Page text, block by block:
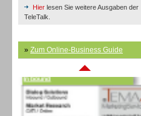
Hier lesen Sie weitere Ausgaben der
TeleTalk.
» Zum Online-Business Guide
Inbound